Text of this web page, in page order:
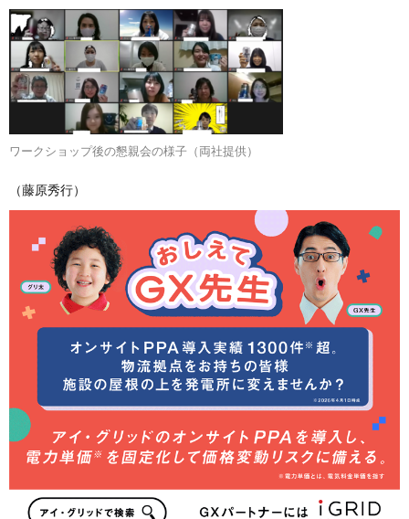
ワークショップ後の懇親会の様子（両社提供）
（藤原秀行）